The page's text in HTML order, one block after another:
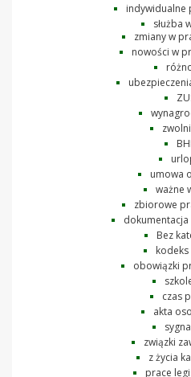
indywidualne
służba
zmiany w
nowości w
umowa
ważne
zbiorowe
Bez
obowiązki
czas
akta
związki
z życia
prace